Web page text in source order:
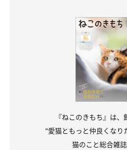
『ねこのきもち』は
“愛猫ともっと仲良くなり
猫のこと総合雑誌